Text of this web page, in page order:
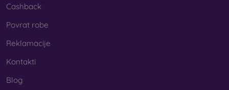
Cashback
Povrat robe
Reklamacije
Kontakti
Blog